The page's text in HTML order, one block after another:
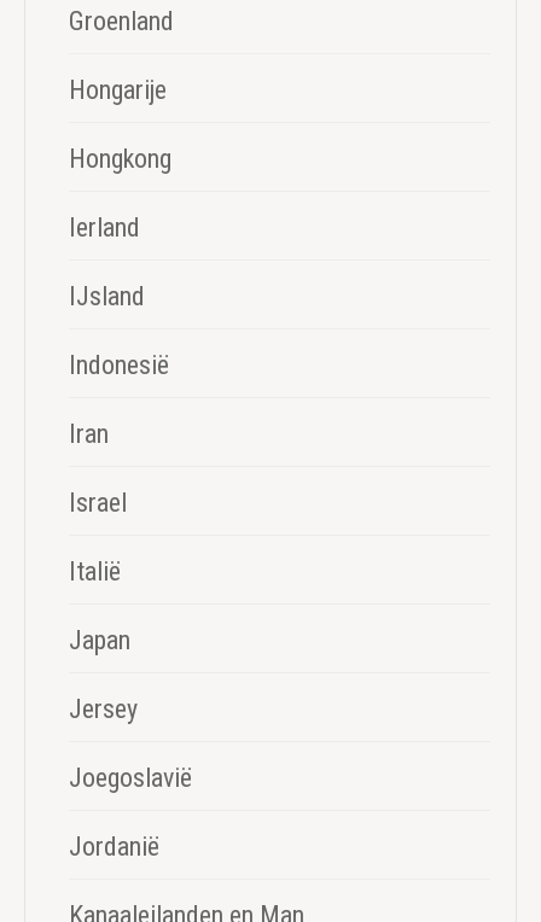
Groenland
Hongarije
Hongkong
Ierland
IJsland
Indonesië
Iran
Israel
Italië
Japan
Jersey
Joegoslavië
Jordanië
Kanaaleilanden en Man